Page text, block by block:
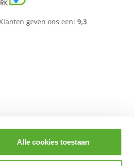
Alle cookies toestaan
geven ons een: 9,3